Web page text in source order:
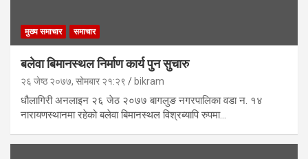
मुख्य समाचार समाचार
बलेवा बिमानस्थल निर्माण कार्य पुन सुचारु
२६ जेष्ठ २०७७, सोमबार २१:२९ bikram
धौलागिरी अनलाइन २६ जेठ २०७७ बागलुङ नगरपालिका वडा न. १४
नारायणस्थानमा रहेको बलेवा बिमानस्थल विश्रब्यापि रुपमा…